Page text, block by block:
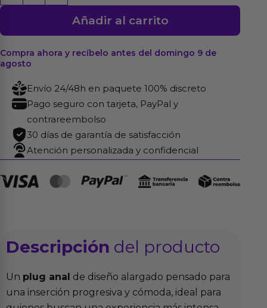
Anal
15
x
5.7
cm
Negro
Añadir al carrito
Compra ahora y recíbelo antes del domingo 9 de
agosto
Envío 24/48h en paquete 100% discreto
Pago seguro con tarjeta, PayPal y
contrareembolso
30 días de garantía de satisfacción
Atención personalizada y confidencial
Descripción del producto
Un plug anal de diseño alargado pensado para
una inserción progresiva y cómoda, ideal para